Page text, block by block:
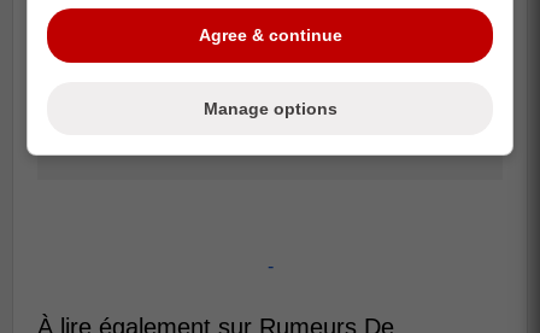
-
À lire également sur Rumeurs De
Agree & continue
Manage options